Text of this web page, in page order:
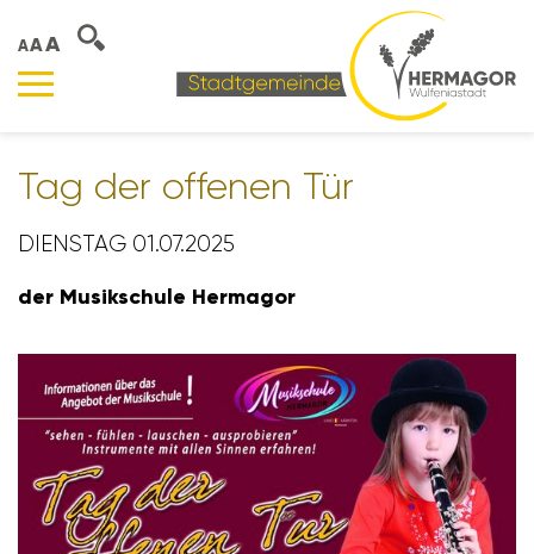
AAA
Tag der offenen Tür
DIENSTAG 01.07.2025
der Musik­schule Hermagor